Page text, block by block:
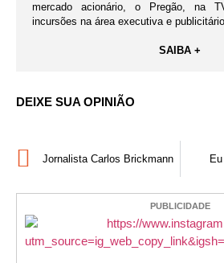
mercado acionário, o Pregão, na
incursões na área executiva e
SAIBA +
DEIXE SUA OPINIÃO
Jornalista Carlos Brickmann
PUBLICIDADE